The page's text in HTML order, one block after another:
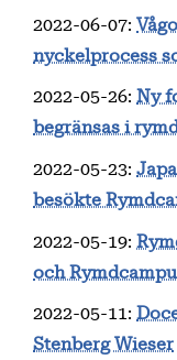
2022-06-07:
nyckelprocess
2022-05-26: Ny
begränsas i
2022-05-23:
besökte
2022-05-19:
och
2022-05-11:
Stenberg Wieser